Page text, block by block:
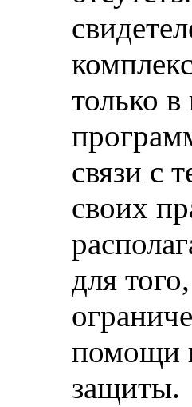
только в
связи с
своих
для
помощи
защиты.